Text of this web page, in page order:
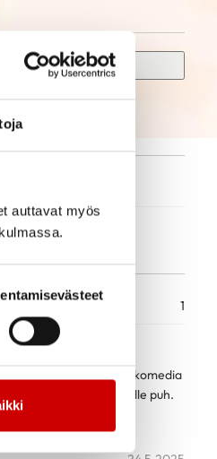
auttavat myös
Search
1
Lähtisitkö -musikaalikomedia
mennessä Paulalle puh.
Tervetuloa!